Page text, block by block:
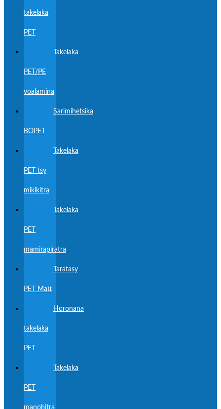
takelaka
PET
Takelaka
PET/PE
voalamina
Sarimihetsika
BOPET
Takelaka
PET tsy
mikikitra
Takelaka
PET
mamirapiratra
Taratasy
PET Matt
Horonana
takelaka
PET
Takelaka
PET
manohitra